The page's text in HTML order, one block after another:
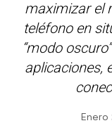
maximizar el
teléfono en
“modo
aplicaciones,
Enero